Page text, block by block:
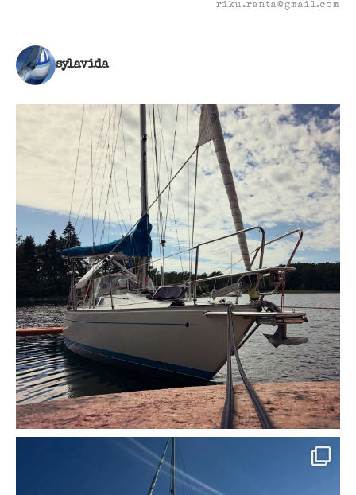
riku.ranta@gmail.com
sylavida